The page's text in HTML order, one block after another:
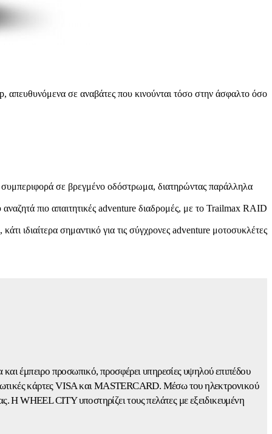
σε αναβάτες που κινούνται τόσο στην άσφαλτο όσο
σε βρεγμένο οδόστρωμα, διατηρώντας παράλληλα
πιο απαιτητικές adventure διαδρομές, με το Trailmax RAID
ιδιαίτερα σημαντικό για τις σύγχρονες adventure μοτοσυκλέτες
έμπειρο προσωπικό, προσφέρει υπηρεσίες υψηλού επιπέδου
κάρτες VISA και MASTERCARD. Μέσω του ηλεκτρονικού
Η WHEEL CITY υποστηρίζει τους πελάτες με εξειδικευμένη